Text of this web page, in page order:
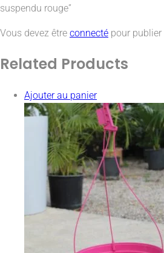
suspendu rouge”
Vous devez être connecté pour publier
Related Products
Ajouter au panier